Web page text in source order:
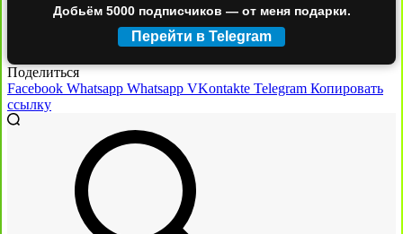
Добьём 5000 подписчиков — от меня подарки.
Перейти в Telegram
Поделиться
Facebook Whatsapp Whatsapp VKontakte Telegram Копировать
ссылку